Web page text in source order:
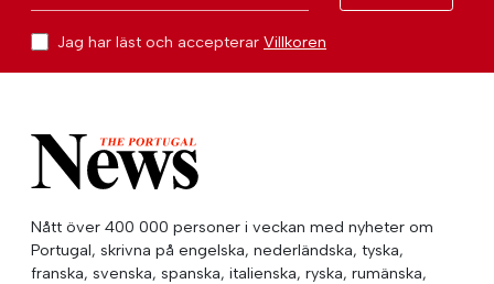
Jag har läst och accepterar Villkoren
Nått över 400 000 personer i veckan med nyheter om
Portugal, skrivna på engelska, nederländska, tyska,
franska, svenska, spanska, italienska, ryska, rumänska,